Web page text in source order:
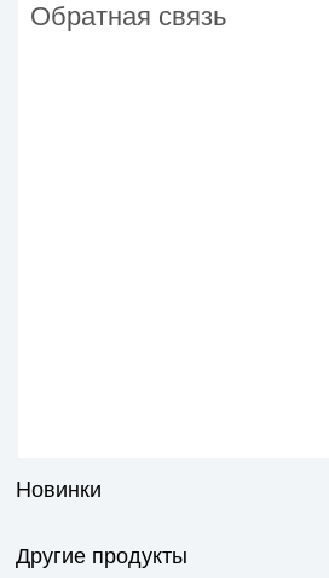
Обратная связь
Новинки
Другие продукты